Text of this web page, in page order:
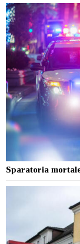
Sparatoria